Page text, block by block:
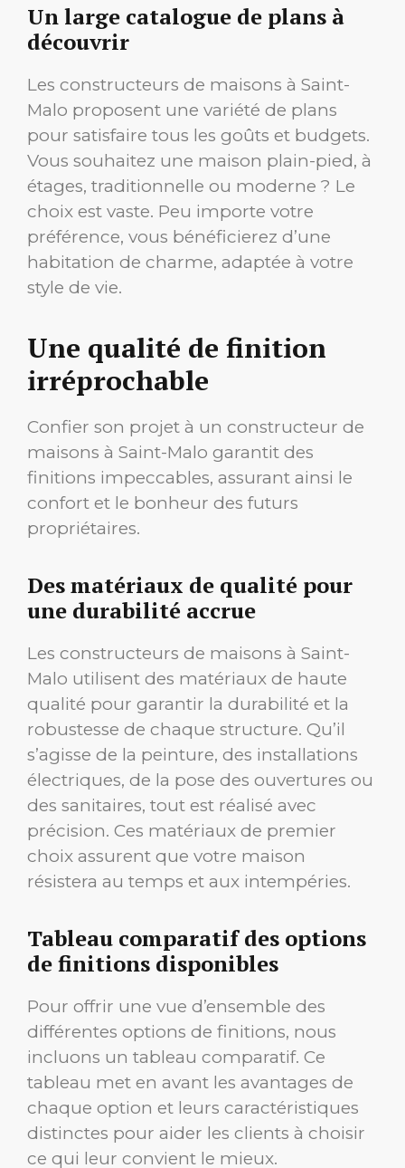
Un large catalogue de plans à
découvrir
Les constructeurs de maisons à Saint-
Malo proposent une variété de plans
pour satisfaire tous les goûts et budgets.
Vous souhaitez une maison plain-pied, à
étages, traditionnelle ou moderne ? Le
choix est vaste. Peu importe votre
préférence, vous bénéficierez d’une
habitation de charme, adaptée à votre
style de vie.
Une qualité de finition
irréprochable
Confier son projet à un constructeur de
maisons à Saint-Malo garantit des
finitions impeccables, assurant ainsi le
confort et le bonheur des futurs
propriétaires.
Des matériaux de qualité pour
une durabilité accrue
Les constructeurs de maisons à Saint-
Malo utilisent des matériaux de haute
qualité pour garantir la durabilité et la
robustesse de chaque structure. Qu’il
s’agisse de la peinture, des installations
électriques, de la pose des ouvertures ou
des sanitaires, tout est réalisé avec
précision. Ces matériaux de premier
choix assurent que votre maison
résistera au temps et aux intempéries.
Tableau comparatif des options
de finitions disponibles
Pour offrir une vue d’ensemble des
différentes options de finitions, nous
incluons un tableau comparatif. Ce
tableau met en avant les avantages de
chaque option et leurs caractéristiques
distinctes pour aider les clients à choisir
ce qui leur convient le mieux.